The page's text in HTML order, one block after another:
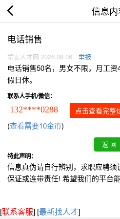
信息内
电话销售
靖安人才网 2026.08.06 举报
电话销售50名，男女不限，月工
假日休。
联系人手机/微信：
132****0288 点击查看完整
(查看需要10金币)
特此声明：
信息真伪请自行辨别，求职应聘
保证或连带责任! 希望我们的平台
[联系客服] [最新找人才]